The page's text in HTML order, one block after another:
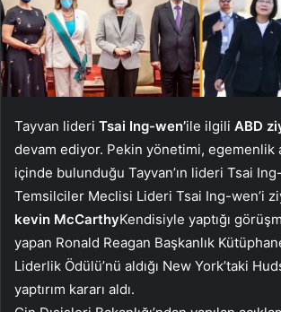
Tayvan lideri Tsai Ing-wen’ile ilgili ABD
devam ediyor. Pekin yönetimi, egemenlik
içinde bulunduğu Tayvan’ın lideri Tsai
Temsilciler Meclisi Lideri Tsai Ing-wen’i
kevin McCarthyKendisiyle yaptığı
yapan Ronald Reagan Başkanlık
Liderlik Ödülü’nü aldığı New York’taki
yaptırım kararı aldı.